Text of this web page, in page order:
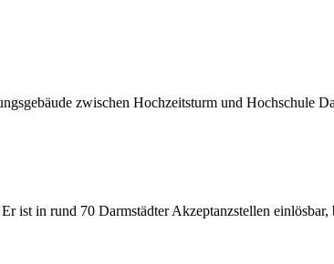
zwischen Hochzeitsturm und Hochschule
ist in rund 70 Darmstädter Akzeptanzstellen